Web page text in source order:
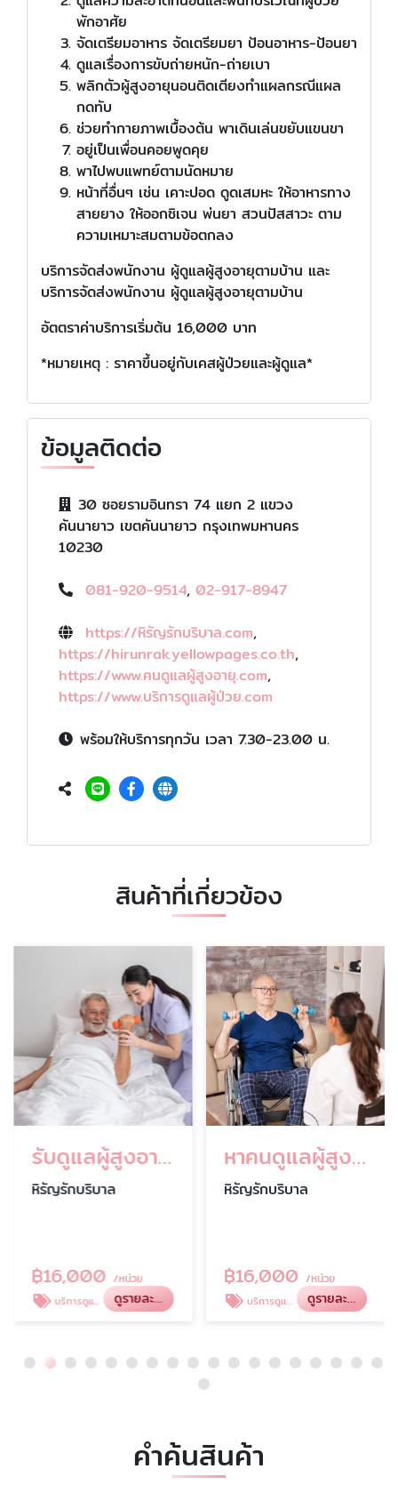
พักอาศัย
จัดเตรียมอาหาร จัดเตรียมยา ป้อนอาหาร-ป้อนยา
ดูแลเรื่องการขับถ่ายหนัก-ถ่ายเบา
พลิกตัวผู้สูงอายุนอนติดเตียงทำแผลกรณีแผล
กดทับ
ช่วยทำกายภาพเบื้องต้น พาเดินเล่นขยับแขนขา
อยู่เป็นเพื่อนคอยพูดคุย
พาไปพบแพทย์ตามนัดหมาย
หน้าที่อื่นๆ เช่น เคาะปอด ดูดเสมหะ ให้อาหารทาง
สายยาง ให้ออกซิเจน พ่นยา สวนปัสสาวะ ตาม
ความเหมาะสมตามข้อตกลง
บริการจัดส่งพนักงาน ผู้ดูแลผู้สูงอายุตามบ้าน และ
บริการจัดส่งพนักงาน ผู้ดูแลผู้สูงอายุตามบ้าน
อัตตราค่าบริการเริ่มต้น 16,000 บาท
*หมายเหตุ : ราคาขึ้นอยู่กับเคสผู้ป่วยและผู้ดูแล*
ข้อมูลติดต่อ
30 ซอยรามอินทรา 74 แยก 2 แขวง
คันนายาว เขตคันนายาว กรุงเทพมหานคร
10230
081-920-9514, 02-917-8947
https://หิรัญรักบริบาล.com,
https://hirunrak.yellowpages.co.th,
https://www.คนดูแลผู้สูงอายุ.com,
https://www.บริการดูแลผู้ป่วย.com
พร้อมให้บริการทุกวัน เวลา 7.30-23.00 น.
สินค้าที่เกี่ยวข้อง
รับดูแลผู้สูงอายุตามบ้าน
หิรัญรักบริบาล
฿16,000 /หน่วย
บริการดูแลผู้สูงอายุ ตามบ้าน ดูรายละเอียด
หาคนดูแลผู้สูงอายุตามบ้าน
หิรัญรักบริบาล
฿16,000 /หน่วย
บริการดูแลผู้สูงอายุ ด่วน ดูรายละเอียด
คำค้นสินค้า